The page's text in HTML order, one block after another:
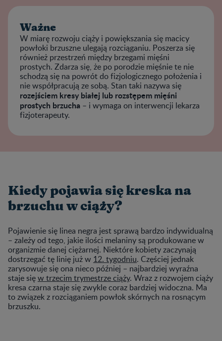
Ważne
W miarę rozwoju ciąży i powiększania się macicy
powłoki brzuszne ulegają rozciąganiu. Poszerza się
również przestrzeń między brzegami mięśni
prostych. Zdarza się, że po porodzie mięśnie te nie
schodzą się na powrót do fizjologicznego położenia i
nie współpracują ze sobą. Stan taki nazywa się
rozejściem kresy białej lub rozstępem mięśni
prostych brzucha – i wymaga on interwencji lekarza
fizjoterapeuty.
Kiedy pojawia się kreska na
brzuchu w ciąży?
Pojawienie się linea negra jest sprawą bardzo indywidualną
– zależy od tego, jakie ilości melaniny są produkowane w
organizmie danej ciężarnej. Niektóre kobiety zaczynają
dostrzegać tę linię już w 12. tygodniu. Częściej jednak
zarysowuje się ona nieco później – najbardziej wyraźna
staje sięw trzecim trymestrze ciąży. Wraz z rozwojem ciąży
kresa czarna staje się zwykle coraz bardziej widoczna. Ma
to związek z rozciąganiem powłok skórnych na rosnącym
brzuszku.